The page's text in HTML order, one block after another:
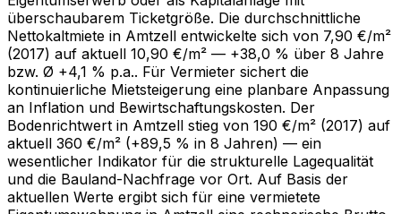
überschaubarem Ticketgröße. Die durchschnittliche
Nettokaltmiete in Amtzell entwickelte sich von 7,90 €/m²
(2017) auf aktuell 10,90 €/m² — +38,0 % über 8 Jahre
bzw. Ø +4,1 % p.a.. Für Vermieter sichert die
kontinuierliche Mietsteigerung eine planbare Anpassung
an Inflation und Bewirtschaftungskosten. Der
Bodenrichtwert in Amtzell stieg von 190 €/m² (2017) auf
aktuell 360 €/m² (+89,5 % in 8 Jahren) — ein
wesentlicher Indikator für die strukturelle Lagequalität
und die Bauland-Nachfrage vor Ort. Auf Basis der
aktuellen Werte ergibt sich für eine vermietete